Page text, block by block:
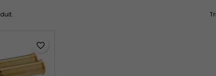
favorite_border